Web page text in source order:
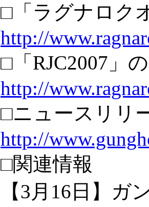
□「ラグナロク
http://
□「RJC2007」
http://
□ニュースリリ
http://
□関連情報
【3月16日】